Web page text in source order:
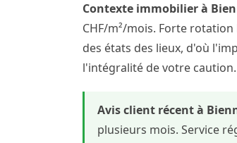
Contexte immobilier à
CHF/m²/mois. Forte
des états des lieux, d'où
l'intégralité de votre caution.
Avis client récent à
plusieurs mois. Service